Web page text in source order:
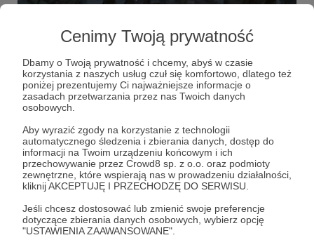
Cenimy Twoją prywatność
Dbamy o Twoją prywatność i chcemy, abyś w czasie
korzystania z naszych usług czuł się komfortowo, dlatego też
poniżej prezentujemy Ci najważniejsze informacje o
zasadach przetwarzania przez nas Twoich danych
osobowych.
Aby wyrazić zgody na korzystanie z technologii
automatycznego śledzenia i zbierania danych, dostęp do
informacji na Twoim urządzeniu końcowym i ich
przechowywanie przez Crowd8 sp. z o.o. oraz podmioty
zewnętrzne, które wspierają nas w prowadzeniu działalności,
kliknij AKCEPTUJĘ I PRZECHODZĘ DO SERWISU.
Jeśli chcesz dostosować lub zmienić swoje preferencje
dotyczące zbierania danych osobowych, wybierz opcję
"USTAWIENIA ZAAWANSOWANE".
Indianie
Oto kolejna część cyklu, w ramach którego publikuję
„zAfganistanu.pl. Alfabet polskiej misji”.
wojna w afganistanie ISAF "zAfganistanu.pl"